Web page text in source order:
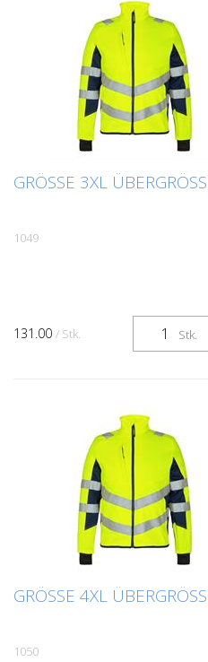
GRÖSSE 3XL
1049
Stk.
131.00 / Stk.
GRÖSSE 4XL
1050